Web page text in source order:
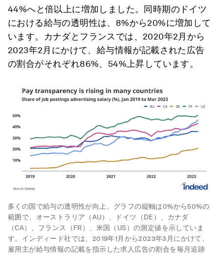
44%へと倍以上に増加しました。同時期のドイツ
における給与の透明性は、8%から20%に増加して
います。カナダとフランスでは、2020年2月から
2023年2月にかけて、給与情報が記載された広告
の割合がそれぞれ86%、54%上昇しています。
多くの国で給与の透明性が向上。グラフの縦軸は0%から50%の
範囲で、オーストラリア（AU）、ドイツ（DE）、カナダ
（CA）、フランス（FR）、米国（US）の測定値を示していま
す。インディード社では、2019年1月から2023年3月にかけて、
雇用主が給与情報の記載を指示した求人広告の割合を毎月追跡